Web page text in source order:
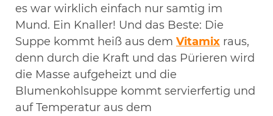
es war wirklich einfach nur samtig im
Mund. Ein Knaller! Und das Beste: Die
Suppe kommt heiß aus dem Vitamix raus,
denn durch die Kraft und das Pürieren wird
die Masse aufgeheizt und die
Blumenkohlsuppe kommt servierfertig und
auf Temperatur aus dem